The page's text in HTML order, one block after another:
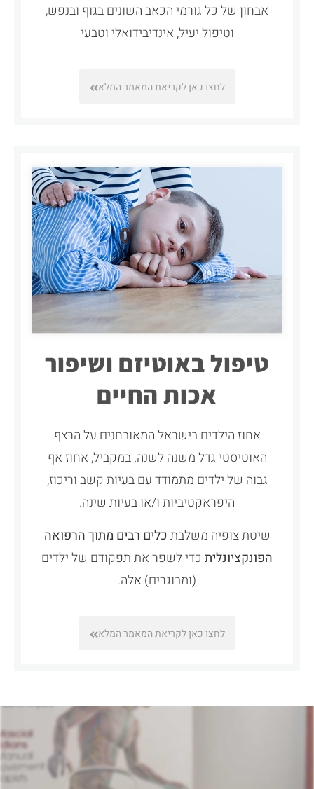
אבחון של כל גורמי הכאב השונים בגוף ובנפש,
וטיפול יעיל, אינדיבידואלי וטבעי
לחצו כאן לקריאת המאמר המלא
טיפול באוטיזם ושיפור
אכות החיים
אחוז הילדים בישראל המאובחנים על הרצף
האוטיסטי גדל משנה לשנה. במקביל, אחוז אף
גבוה של ילדים מתמודד עם בעיות קשב וריכוז,
היפראקטיביות ו/או בעיות שינה.
שיטת צופיה משלבת כלים רבים מתוך הרפואה
הפונקציונלית כדי לשפר את תפקודם של ילדים
(ומבוגרים) אלה.
לחצו כאן לקריאת המאמר המלא